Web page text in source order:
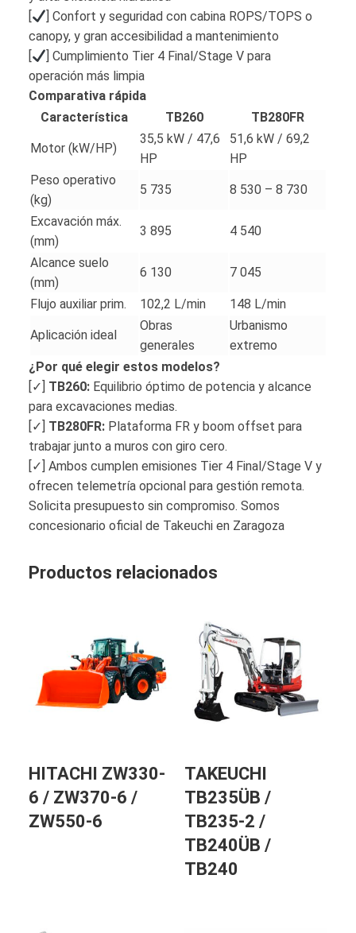
[
] Confort y seguridad con cabina ROPS/TOPS o
canopy, y gran accesibilidad a mantenimiento
[
] Cumplimiento Tier 4 Final/Stage V para
operación más limpia
Comparativa rápida
Característica
TB260 TB280FR
Motor (kW/HP)
35,5 kW / 47,6
HP
51,6 kW / 69,2
HP
Peso operativo
(kg)
5 735 8 530 – 8 730
Excavación máx.
(mm)
3 895 4 540
Alcance suelo
(mm)
6 130 7 045
Flujo auxiliar prim. 102,2 L/min 148 L/min
Aplicación ideal
Obras
generales
Urbanismo
extremo
¿Por qué elegir estos modelos?
[✓] TB260: Equilibrio óptimo de potencia y alcance
para excavaciones medias.
[✓] TB280FR: Plataforma FR y boom offset para
trabajar junto a muros con giro cero.
[✓] Ambos cumplen emisiones Tier 4 Final/Stage V y
ofrecen telemetría opcional para gestión remota.
Solicita presupuesto sin compromiso. Somos
concesionario oficial de Takeuchi en Zaragoza
Productos relacionados
HITACHI ZW330-
6 / ZW370-6 /
ZW550-6
TAKEUCHI
TB235ÜB /
TB235-2 /
TB240ÜB /
TB240